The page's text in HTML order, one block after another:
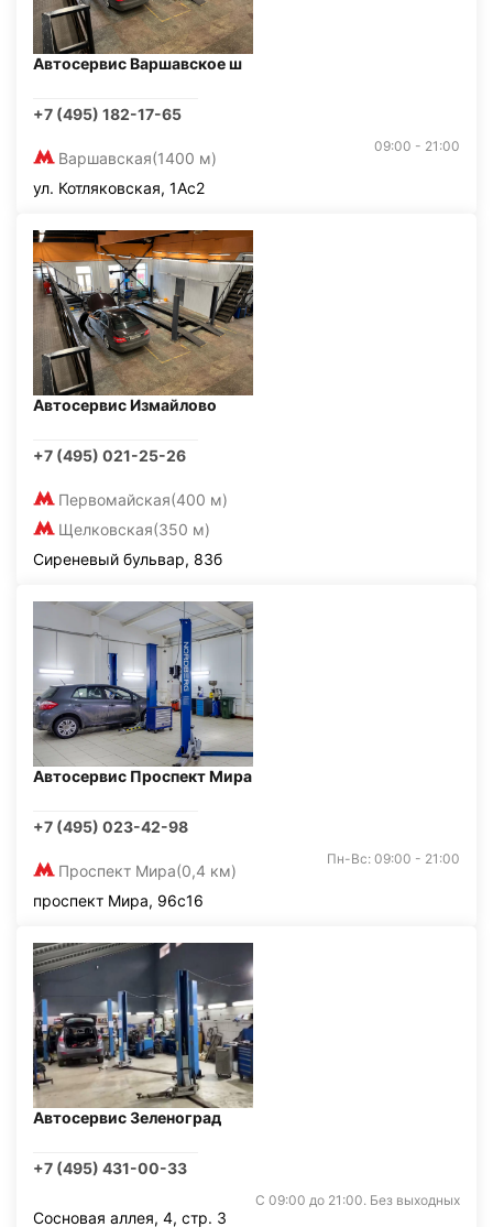
Автосервис Варшавское ш
+7 (495) 182-17-65
Варшавская(1400 м)
09:00 - 21:00
ул. Котляковская, 1Ас2
Автосервис Измайлово
+7 (495) 021-25-26
Первомайская(400 м)
Щелковская(350 м)
Сиреневый бульвар, 83б
Автосервис Проспект Мира
+7 (495) 023-42-98
Проспект Мира(0,4 км)
Пн-Вс: 09:00 - 21:00
проспект Мира, 96с16
Автосервис Зеленоград
+7 (495) 431-00-33
С 09:00 до 21:00. Без выходных
Сосновая аллея, 4, стр. 3